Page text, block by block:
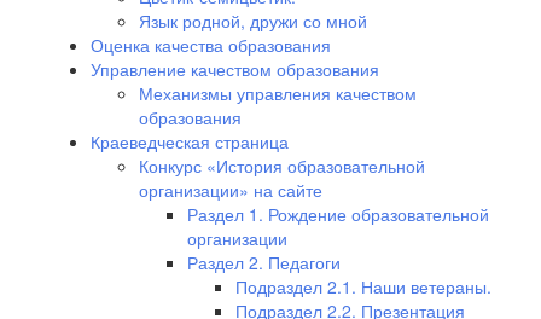
Язык родной, дружи со мной
Оценка качества образования
Управление качеством образования
Механизмы управления качеством
образования
Краеведческая страница
Конкурс «История образовательной
организации» на сайте
Раздел 1. Рождение образовательной
организации
Раздел 2. Педагоги
Подраздел 2.1. Наши ветераны.
Подраздел 2.2. Презентация